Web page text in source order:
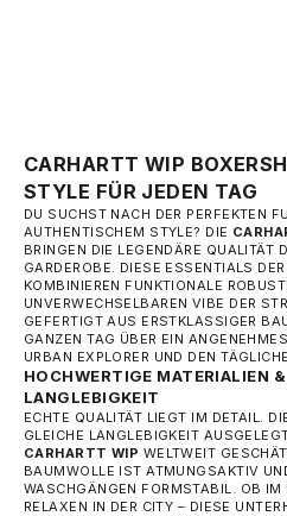
CARHARTT WIP
STYLE FÜR JEDEN TAG
DU SUCHST NACH DER PERFEKTEN
AUTHENTISCHEM STYLE? DIE
BRINGEN DIE LEGENDÄRE QUALITÄT
GARDEROBE. DIESE ESSENTIALS DER
KOMBINIEREN FUNKTIONALE
UNVERWECHSELBAREN VIBE DER
GEFERTIGT AUS ERSTKLASSIGER
GANZEN TAG ÜBER EIN
URBAN EXPLORER UND DEN
HOCHWERTIGE MATERIALIEN
LANGLEBIGKEIT
ECHTE QUALITÄT LIEGT IM DETAIL.
GLEICHE LANGLEBIGKEIT
CARHARTT WIP WELTWEIT
BAUMWOLLE IST ATMUNGSAKTIV
WASCHGÄNGEN FORMSTABIL. OB IM
RELAXEN IN DER CITY – DIESE